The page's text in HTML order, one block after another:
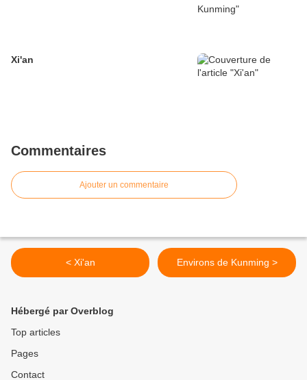
Xi'an
Commentaires
Ajouter un commentaire
< Xi'an Environs de Kunming >
Hébergé par Overblog
Top articles
Pages
Contact